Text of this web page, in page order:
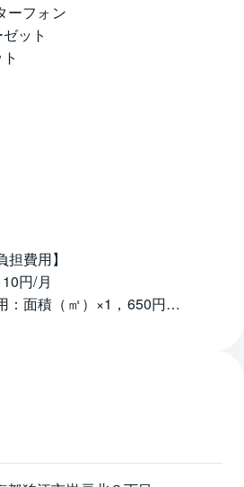
ーフォン
ット
担費用】
円/月
面積（㎡）×1，650円
床貼替の工事を伴う修理不可